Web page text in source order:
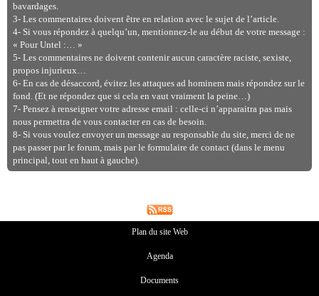
bavardages.
3- Les commentaires doivent être en relation avec le sujet de l’article.
4- Si vous répondez à quelqu’un, mentionnez-le au début de votre message :
« Pour Untel :… »
5- Les commentaires ne doivent contenir aucun caractère raciste, sexiste,
propos injurieux…
6- En cas de désaccord, évitez les attaques ad hominem mais répondez sur le
fond. (Et ne répondez que si cela en vaut vraiment la peine…)
7- Pensez à renseigner votre adresse email : celle-ci n’apparaitra pas mais
nous permettra de vous contacter en cas de besoin.
8- Si vous voulez envoyer un message au responsable du site, merci de ne
pas passer par le forum, mais par le formulaire de contact (dans le menu
principal, tout en haut à gauche).
Plan du site Web
Agenda
Documents